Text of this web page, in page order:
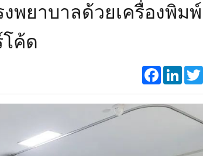
พยาบาลด้วยเครื่องพิมพ์
ค้ด